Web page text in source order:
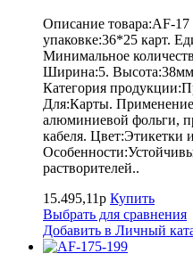
Описание товара:AF-
упаковке:36*25 карт.
Минимальное
Ширина:5.
Категория
Для:Карты.
алюминиевой фольги,
кабеля. Цвет:Этикетки
растворителей..
15.495,11р Купить
Выбрать для сравнения
Добавить в Личный